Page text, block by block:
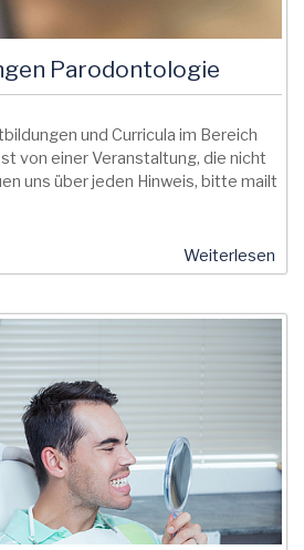
Parodontologie
und Curricula im Bereich
von einer Veranstaltung, die nicht
uns über jeden Hinweis, bitte mailt
Weiterlesen